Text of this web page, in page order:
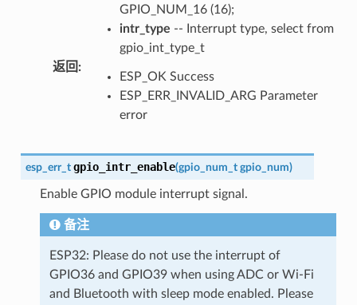
GPIO_NUM_16 (16);
intr_type -- Interrupt type, select from
gpio_int_type_t
返回 :
ESP_OK Success
ESP_ERR_INVALID_ARG Parameter
error
esp_err_t gpio_intr_enable(gpio_num_t gpio_num)
Enable GPIO module interrupt signal.
备注
ESP32: Please do not use the interrupt of
GPIO36 and GPIO39 when using ADC or Wi-Fi
and Bluetooth with sleep mode enabled. Please